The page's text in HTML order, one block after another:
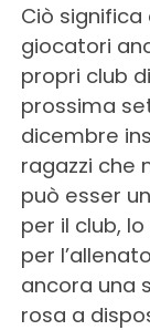
Ciò
giocatori
propri club
prossima
dicembre
ragazzi che
può esser
per il club,
per
ancora una
rosa a